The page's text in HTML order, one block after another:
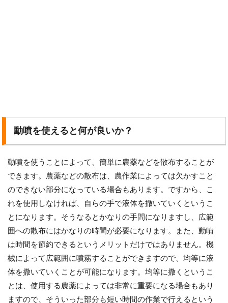
動噴を使えると何が良いか？
動噴を使うことによって、簡単に農薬などを散布することが
できます。農薬などの散布は、農作業によっては欠かすこと
のできない部分になっている場合もあります。ですから、こ
れを使用しなければ、自らの手で液体を撒いていくというこ
とになります。そうなるとかなりの手間になりますし、広範
囲への散布にはかなりの時間が必要になります。また、動噴
は時間を節約できるというメリットだけではありません。機
械によって広範囲に噴霧することができますので、均等に液
体を撒いていくことが可能になります。均等に撒くというこ
とは、使用する農薬によっては非常に重要になる場合もあり
ますので、そういった部分も短い時間の作業で行えるという